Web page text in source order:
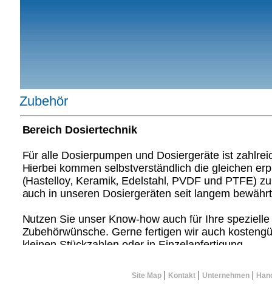
Zubehör
Bereich Dosiertechnik
Für alle Dosierpumpen und Dosiergeräte ist
Hierbei kommen selbstverständlich die gleichen
(Hastelloy‚ Keramik‚ Edelstahl‚ PVDF und PTFE)
auch in unseren Dosiergeräten seit langem
Nutzen Sie unser Know-how auch für Ihre
Zubehörwünsche. Gerne fertigen wir auch
kleinen Stückzahlen oder in Einzelanfertigung.
Site Map | Kontakt | Unternehmen |